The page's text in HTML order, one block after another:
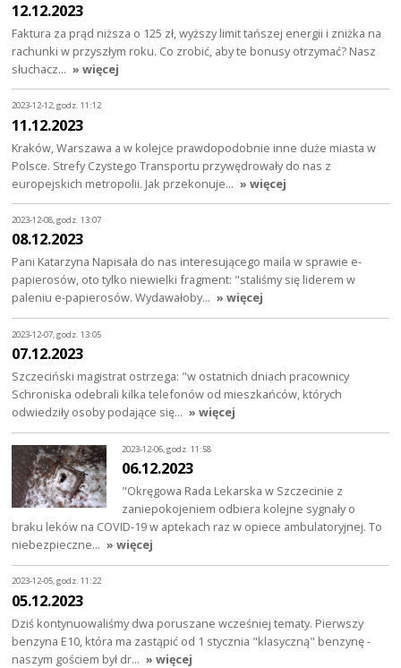
12.12.2023
Faktura za prąd niższa o 125 zł, wyższy limit tańszej energii i zniżka na
rachunki w przyszłym roku. Co zrobić, aby te bonusy otrzymać? Nasz
słuchacz… » więcej
2023-12-12, godz. 11:12
11.12.2023
Kraków, Warszawa a w kolejce prawdopodobnie inne duże miasta w
Polsce. Strefy Czystego Transportu przywędrowały do nas z
europejskich metropolii. Jak przekonuje… » więcej
2023-12-08, godz. 13:07
08.12.2023
Pani Katarzyna Napisała do nas interesującego maila w sprawie e-
papierosów, oto tylko niewielki fragment: "staliśmy się liderem w
paleniu e-papierosów. Wydawałoby… » więcej
2023-12-07, godz. 13:05
07.12.2023
Szczeciński magistrat ostrzega: "w ostatnich dniach pracownicy
Schroniska odebrali kilka telefonów od mieszkańców, których
odwiedziły osoby podające się… » więcej
2023-12-06, godz. 11:58
06.12.2023
"Okręgowa Rada Lekarska w Szczecinie z
zaniepokojeniem odbiera kolejne sygnały o
braku leków na COVID-19 w aptekach raz w opiece ambulatoryjnej. To
niebezpieczne… » więcej
2023-12-05, godz. 11:22
05.12.2023
Dziś kontynuowaliśmy dwa poruszane wcześniej tematy. Pierwszy
benzyna E10, która ma zastąpić od 1 stycznia "klasyczną" benzynę -
naszym gościem był dr… » więcej